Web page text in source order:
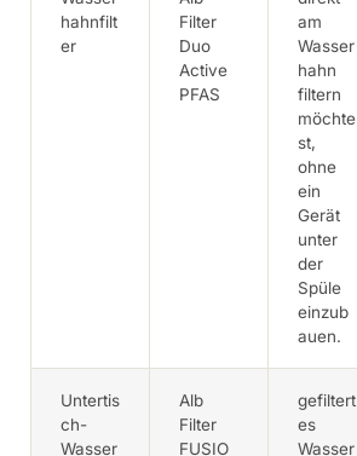
hahnfilt
er
Filter
Duo
Active
PFAS
am
Wasser
hahn
filtern
möchte
st,
ohne
ein
Gerät
unter
der
Spüle
einzub
auen.
Untertis
ch-
Wasser
Alb
Filter
FUSIO
gefiltert
es
Wasser